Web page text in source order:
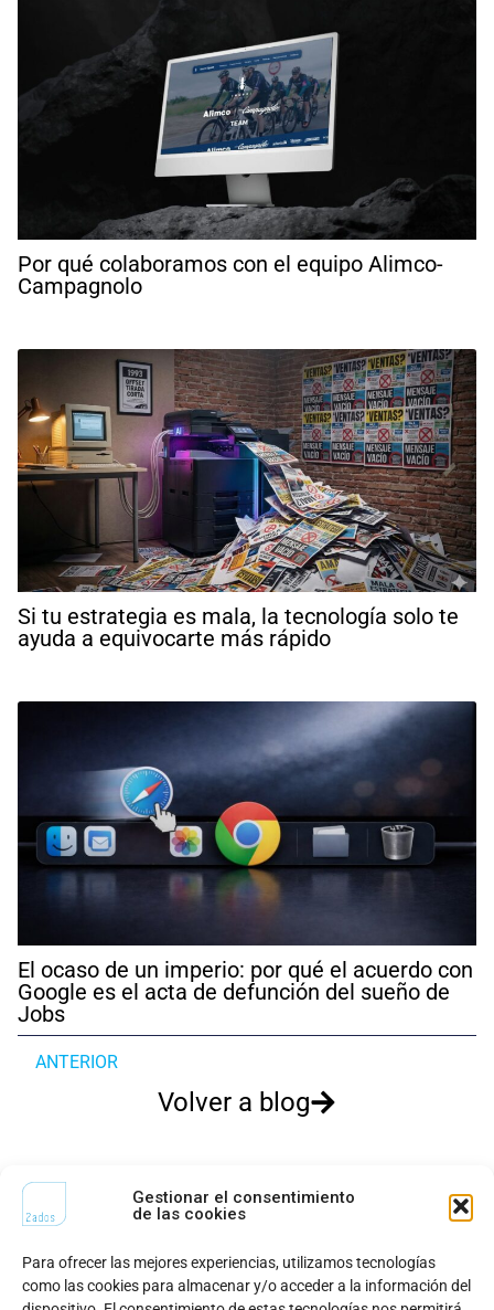
Gestionar el consentimiento
de las cookies
Para ofrecer las mejores experiencias, utilizamos tecnologías
como las cookies para almacenar y/o acceder a la información del
Por qué colaboramos con el equipo Alimco-
Campagnolo
Si tu estrategia es mala, la tecnología solo te
ayuda a equivocarte más rápido
El ocaso de un imperio: por qué el acuerdo con
Google es el acta de defunción del sueño de
Jobs
ANTERIOR
Volver a blog
¡Hablemos!
CONTACTO